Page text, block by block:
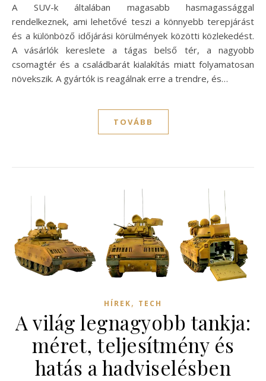
A SUV-k általában magasabb hasmagassággal
rendelkeznek, ami lehetővé teszi a könnyebb terepjárást
és a különböző időjárási körülmények közötti közlekedést.
A vásárlók kereslete a tágas belső tér, a nagyobb
csomagtér és a családbarát kialakítás miatt folyamatosan
növekszik. A gyártók is reagálnak erre a trendre, és…
TOVÁBB
HÍREK, TECH
A világ legnagyobb tankja:
méret, teljesítmény és
hatás a hadviselésben